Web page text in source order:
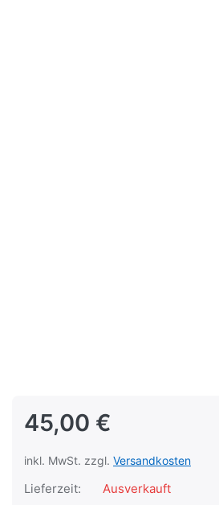
45,00 €
inkl. MwSt. zzgl. Versandkosten
Lieferzeit: Ausverkauft